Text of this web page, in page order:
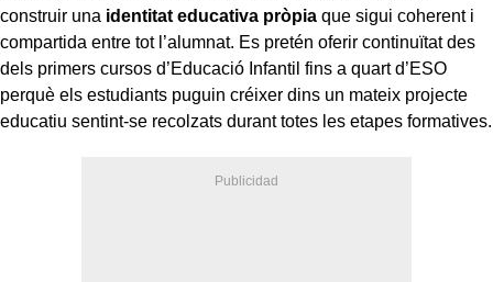
construir una identitat educativa pròpia que sigui coherent i
compartida entre tot l’alumnat. Es pretén oferir continuïtat des
dels primers cursos d’Educació Infantil fins a quart d’ESO
perquè els estudiants puguin créixer dins un mateix projecte
educatiu sentint-se recolzats durant totes les etapes formatives.